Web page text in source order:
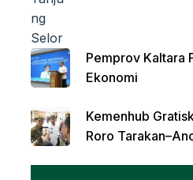
Pemprov Kaltara
Ekonomi
Kemenhub
Roro